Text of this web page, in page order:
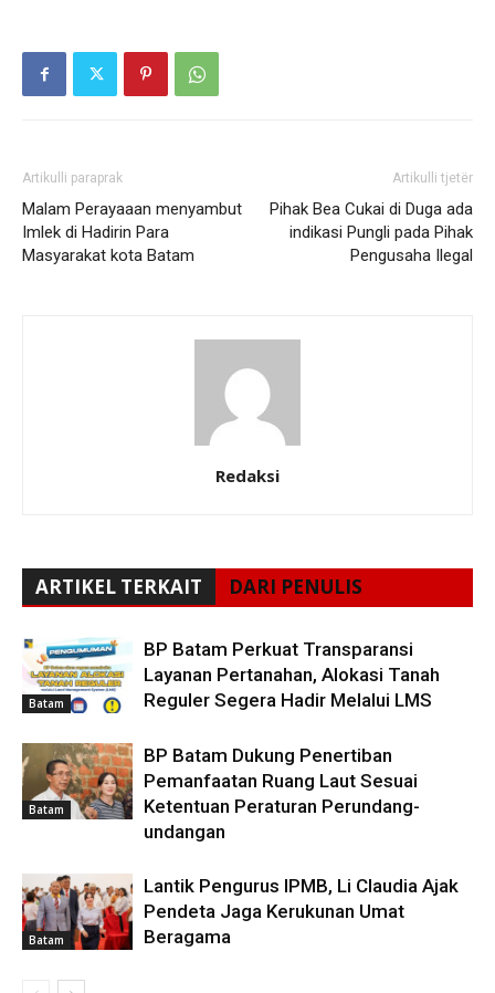
Artikulli paraprak
Malam Perayaaan menyambut
Imlek di Hadirin Para
Masyarakat kota Batam
Artikulli tjetër
Pihak Bea Cukai di Duga ada
indikasi Pungli pada Pihak
Pengusaha Ilegal
Redaksi
ARTIKEL TERKAIT DARI PENULIS
Batam
BP Batam Perkuat Transparansi
Layanan Pertanahan, Alokasi Tanah
Reguler Segera Hadir Melalui LMS
Batam
BP Batam Dukung Penertiban
Pemanfaatan Ruang Laut Sesuai
Ketentuan Peraturan Perundang-
undangan
Batam
Lantik Pengurus IPMB, Li Claudia Ajak
Pendeta Jaga Kerukunan Umat
Beragama